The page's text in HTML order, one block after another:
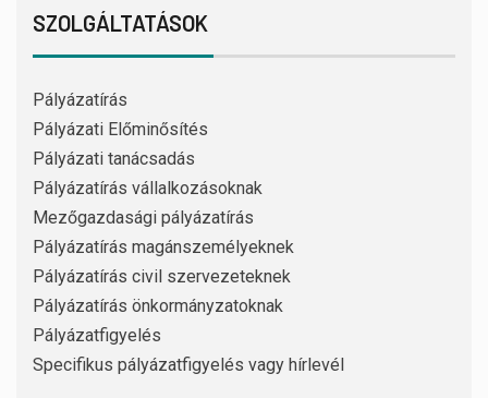
SZOLGÁLTATÁSOK
Pályázatírás
Pályázati Előminősítés
Pályázati tanácsadás
Pályázatírás vállalkozásoknak
Mezőgazdasági pályázatírás
Pályázatírás magánszemélyeknek
Pályázatírás civil szervezeteknek
Pályázatírás önkormányzatoknak
Pályázatfigyelés
Specifikus pályázatfigyelés vagy hírlevél